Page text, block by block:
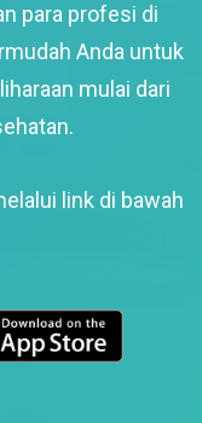
para profesi di
Anda untuk
mulai dari
link di bawah